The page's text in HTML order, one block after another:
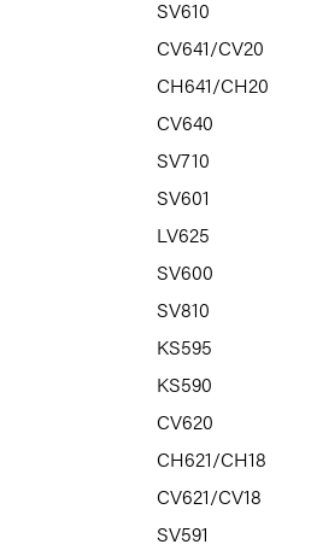
SV610
CV641/CV20
CH641/CH20
CV640
SV710
SV601
LV625
SV600
SV810
KS595
KS590
CV620
CH621/CH18
CV621/CV18
SV591